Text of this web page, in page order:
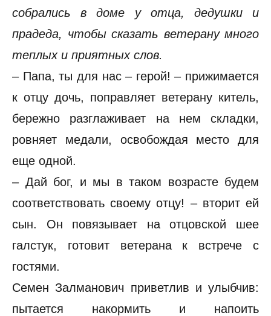
собрались в доме у отца, дедушки и
прадеда, чтобы сказать ветерану много
теплых и приятных слов.
– Папа, ты для нас – герой! – прижимается
к отцу дочь, поправляет ветерану китель,
бережно разглаживает на нем складки,
ровняет медали, освобождая место для
еще одной.
– Дай бог, и мы в таком возрасте будем
соответствовать своему отцу! – вторит ей
сын. Он повязывает на отцовской шее
галстук, готовит ветерана к встрече с
гостями.
Семен Залманович приветлив и улыбчив:
пытается накормить и напоить